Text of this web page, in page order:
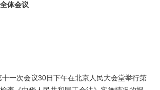
体会议
次会议30日下午在北京人民大会堂举行第